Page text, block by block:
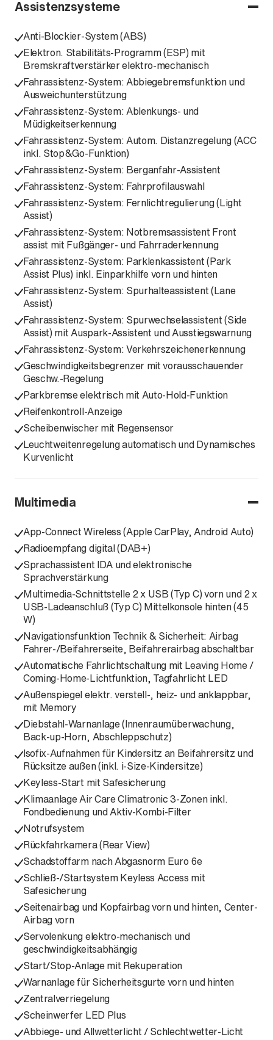
Assistenzsysteme
Anti-Blockier-System (ABS)
Elektron. Stabilitäts-Programm (ESP) mit
Bremskraftverstärker elektro-mechanisch
Fahrassistenz-System: Abbiegebremsfunktion und
Ausweichunterstützung
Fahrassistenz-System: Ablenkungs- und
Müdigkeitserkennung
Fahrassistenz-System: Autom. Distanzregelung (ACC
inkl. Stop&Go-Funktion)
Fahrassistenz-System: Berganfahr-Assistent
Fahrassistenz-System: Fahrprofilauswahl
Fahrassistenz-System: Fernlichtregulierung (Light
Assist)
Fahrassistenz-System: Notbremsassistent Front
assist mit Fußgänger- und Fahrraderkennung
Fahrassistenz-System: Parklenkassistent (Park
Assist Plus) inkl. Einparkhilfe vorn und hinten
Fahrassistenz-System: Spurhalteassistent (Lane
Assist)
Fahrassistenz-System: Spurwechselassistent (Side
Assist) mit Auspark-Assistent und Ausstiegswarnung
Fahrassistenz-System: Verkehrszeichenerkennung
Geschwindigkeitsbegrenzer mit vorausschauender
Geschw.-Regelung
Parkbremse elektrisch mit Auto-Hold-Funktion
Reifenkontroll-Anzeige
Scheibenwischer mit Regensensor
Leuchtweitenregelung automatisch und Dynamisches
Kurvenlicht
Multimedia
App-Connect Wireless (Apple CarPlay, Android Auto)
Radioempfang digital (DAB+)
Sprachassistent IDA und elektronische
Sprachverstärkung
Multimedia-Schnittstelle 2 x USB (Typ C) vorn und 2 x
USB-Ladeanschluß (Typ C) Mittelkonsole hinten (45
W)
Navigationsfunktion Technik & Sicherheit: Airbag
Fahrer-/Beifahrerseite, Beifahrerairbag abschaltbar
Automatische Fahrlichtschaltung mit Leaving Home /
Coming-Home-Lichtfunktion, Tagfahrlicht LED
Außenspiegel elektr. verstell-, heiz- und anklappbar,
mit Memory
Diebstahl-Warnanlage (Innenraumüberwachung,
Back-up-Horn, Abschleppschutz)
Isofix-Aufnahmen für Kindersitz an Beifahrersitz und
Rücksitze außen (inkl. i-Size-Kindersitze)
Keyless-Start mit Safesicherung
Klimaanlage Air Care Climatronic 3-Zonen inkl.
Fondbedienung und Aktiv-Kombi-Filter
Notrufsystem
Rückfahrkamera (Rear View)
Schadstoffarm nach Abgasnorm Euro 6e
Schließ-/Startsystem Keyless Access mit
Safesicherung
Seitenairbag und Kopfairbag vorn und hinten, Center-
Airbag vorn
Servolenkung elektro-mechanisch und
geschwindigkeitsabhängig
Start/Stop-Anlage mit Rekuperation
Warnanlage für Sicherheitsgurte vorn und hinten
Zentralverriegelung
Scheinwerfer LED Plus
Abbiege- und Allwetterlicht / Schlechtwetter-Licht